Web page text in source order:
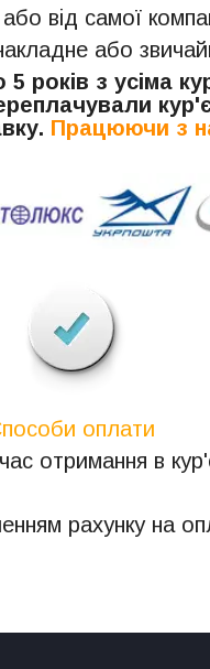
від самої
або
років з усіма
Працюючи з
оплати
отримання в
рахунку на